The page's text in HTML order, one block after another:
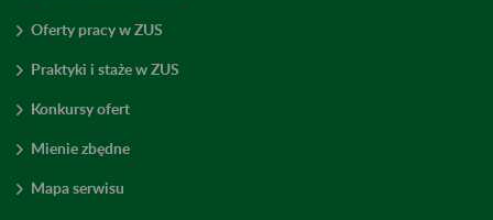
Oferty pracy w ZUS
Praktyki i staże w ZUS
Konkursy ofert
Mienie zbędne
Mapa serwisu